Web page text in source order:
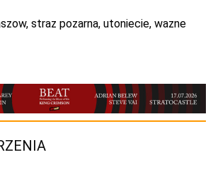
, straz pozarna, utoniecie, wazne